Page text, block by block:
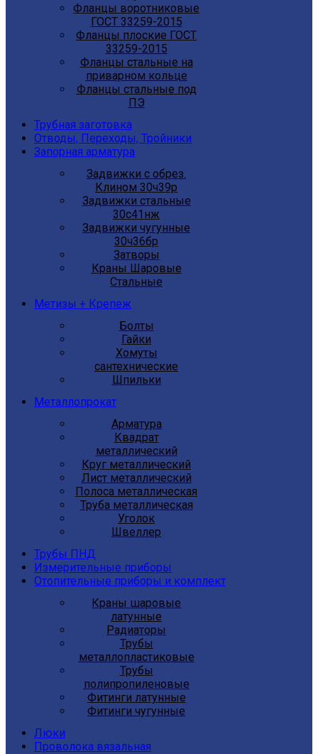
Фланцы воротниковые
ГОСТ 33259-2015
Фланцы плоские ГОСТ
33259-2015
Фланцы стальные на
приварном кольце
Фланцы стальные под
ПЭ
Трубная заготовка
Отводы, Переходы, Тройники
Запорная арматура
Задвижки с обрез.
Клином 30ч39р
Задвижки стальные
30с41нж
Задвижки чугунные
30ч36бр
Затворы
Краны Шаровые
Стальные
Метизы + Крепеж
Болты
Гайки
Хомуты
сантехнические
Шпильки
Металлопрокат
Арматура
Квадрат
металлический
Круг металлический
Лист металлический
Полоса металлическая
Труба металлическая
Уголок
Швеллер
Трубы ПНД
Измерительные приборы
Отопительные приборы и комплект
Краны шаровые
латунные
Радиаторы
Трубы
металлопластиковые
Трубы
полипропиленовые
Фитинги латунные
Фитинги чугунные
Люки
Проволока вязальная